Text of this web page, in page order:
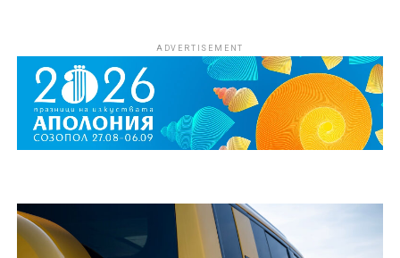
ADVERTISEMENT